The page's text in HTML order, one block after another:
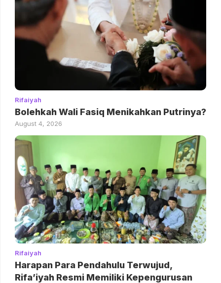
Rifaiyah
Bolehkah Wali Fasiq Menikahkan Putrinya?
August 4, 2026
Rifaiyah
Harapan Para Pendahulu Terwujud,
Rifa’iyah Resmi Memiliki Kepengurusan